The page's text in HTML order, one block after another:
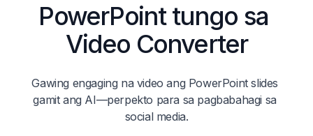
PowerPoint tungo sa
Video Converter
Gawing engaging na video ang PowerPoint slides
gamit ang AI—perpekto para sa pagbabahagi sa
social media.